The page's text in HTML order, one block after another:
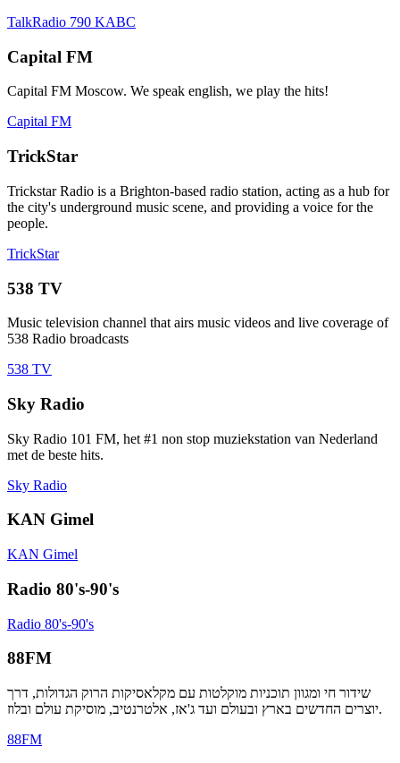
TalkRadio 790 KABC
Capital FM
Capital FM Moscow. We speak english, we play the hits!
Capital FM
TrickStar
Trickstar Radio is a Brighton-based radio station, acting as a hub for
the city's underground music scene, and providing a voice for the
people.
TrickStar
538 TV
Music television channel that airs music videos and live coverage of
538 Radio broadcasts
538 TV
Sky Radio
Sky Radio 101 FM, het #1 non stop muziekstation van Nederland
met de beste hits.
Sky Radio
KAN Gimel
KAN Gimel
Radio 80's-90's
Radio 80's-90's
88FM
שידור חי ומגוון תוכניות מוקלטות עם מקלאסיקות הרוק הגדולות, דרך
יוצרים החדשים בארץ ובעולם ועד ג'אז, אלטרנטיב, מוסיקת עולם ובלוז.
88FM